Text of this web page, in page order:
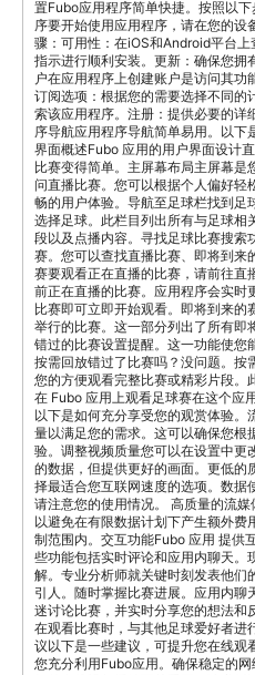
置Fubo应用程序简单快捷。按照以
序要开始使用应用程序，请在您的设
骤：可用性：在iOS和Android平台
指示进行顺利安装。更新：确保您拥
户在应用程序上创建账户是访问其功
订阅选项：根据您的需要选择不同的
索该应用程序。注册：提供必要的详
序导航应用程序导航简单易用。以下
界面概述Fubo 应用的用户界面设计
比赛变得简单。主屏幕布局主屏幕
问直播比赛。您可以根据个人偏好轻
畅的用户体验。导航至足球栏找到足
选择足球。此栏目列出所有与足球相
段以及点播内容。寻找足球比赛搜索
赛。您可以查找直播比赛、即将到来
赛要观看正在直播的比赛，请前往直
前正在直播的比赛。应用程序会实时
比赛即可立即开始观看。即将到来
举行的比赛。这一部分列出了所有即
错过的比赛设置提醒。这一功能使您
按需回放错过了比赛吗？没问题。按
您的方便观看完整比赛或精彩片段。
在 Fubo 应用上观看足球赛在这个应
以下是如何充分享受您的观赏体验
量以满足您的需求。这可以确保您根
验。调整视频质量您可以在设置中更
的数据，但提供更好的画面。更低的
择最适合您互联网速度的选项。数据
请注意您的使用情况。 高质量的流
以避免在有限数据计划下产生额外费
制范围内。交互功能Fubo 应用 提供
些功能包括实时评论和应用内聊天。
解。专业分析师就关键时刻发表他们
引人。随时掌握比赛进展。应用内
迷讨论比赛，并实时分享您的想法和
在观看比赛时，与其他足球爱好者进
议以下是一些建议，可提升您在线观
您充分利用Fubo应用。确保稳定的